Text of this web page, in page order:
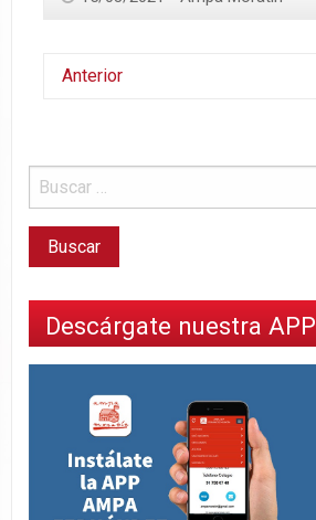
Anterior
Descárgate nuestra APP